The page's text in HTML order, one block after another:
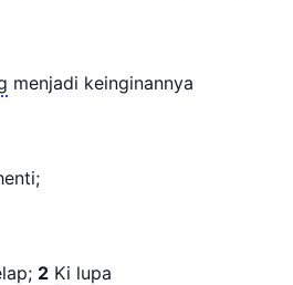
menjadi keinginannya
2 Ki lupa